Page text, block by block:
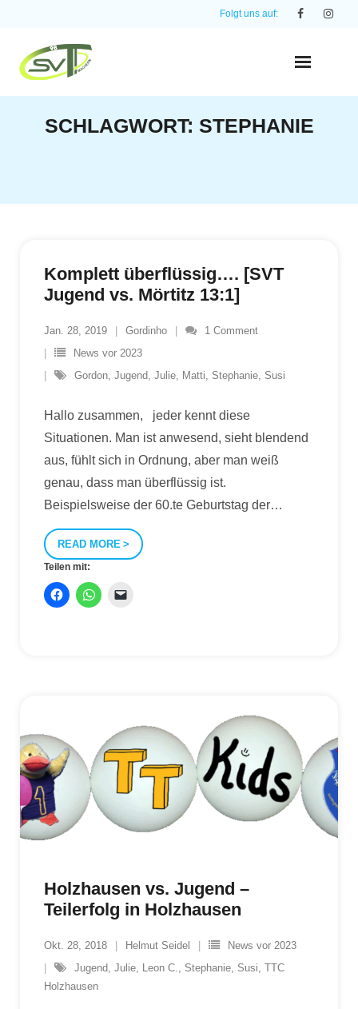
content
Folgt uns auf:
SCHLAGWORT: STEPHANIE
Komplett überflüssig…. [SVT
Jugend vs. Mörtitz 13:1]
Jan. 28, 2019 Gordinho 1 Comment
News vor 2023
Gordon, Jugend, Julie, Matti, Stephanie, Susi
Hallo zusammen, jeder kennt diese
Situationen. Man ist anwesend, sieht blendend
aus, fühlt sich in Ordnung, aber man weiß
genau, dass man überflüssig ist.
Beispielsweise der 60.te Geburtstag der…
READ MORE
Teilen mit:
Holzhausen vs. Jugend –
Teilerfolg in Holzhausen
Okt. 28, 2018 Helmut Seidel
News vor 2023
Jugend, Julie, Leon C., Stephanie, Susi, TTC
Holzhausen